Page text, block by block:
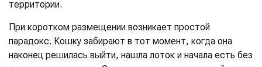
территории.
При коротком размещении возникает простой
парадокс. Кошку забирают в тот момент, когда она
наконец решилась выйти, нашла лоток и начала есть без